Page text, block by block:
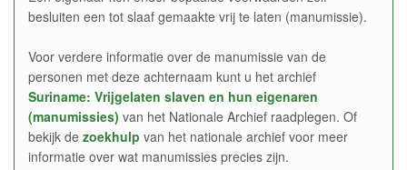
besluiten een tot slaaf gemaakte vrij te laten (manumissie).
Voor verdere informatie over de manumissie van de
personen met deze achternaam kunt u het archief
Suriname: Vrijgelaten slaven en hun eigenaren
(manumissies) van het Nationale Archief raadplegen. Of
bekijk de zoekhulp van het nationale archief voor meer
informatie over wat manumissies precies zijn.